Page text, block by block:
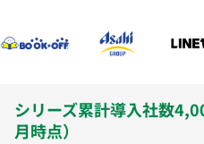
シリーズ累計導入社数
月時点）